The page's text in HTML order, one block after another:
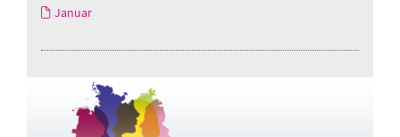
Januar